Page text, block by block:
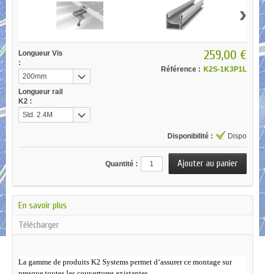
›
Longueur Vis
:
200mm
Longueur rail
K2 :
Std. 2.4M
259,00 €
Référence : K2S-1K3P1L
Disponibilité : Dispo
Quantité :
En savoir plus
Télécharger
La gamme de produits K2 Systems permet d‘assurer ce montage sur